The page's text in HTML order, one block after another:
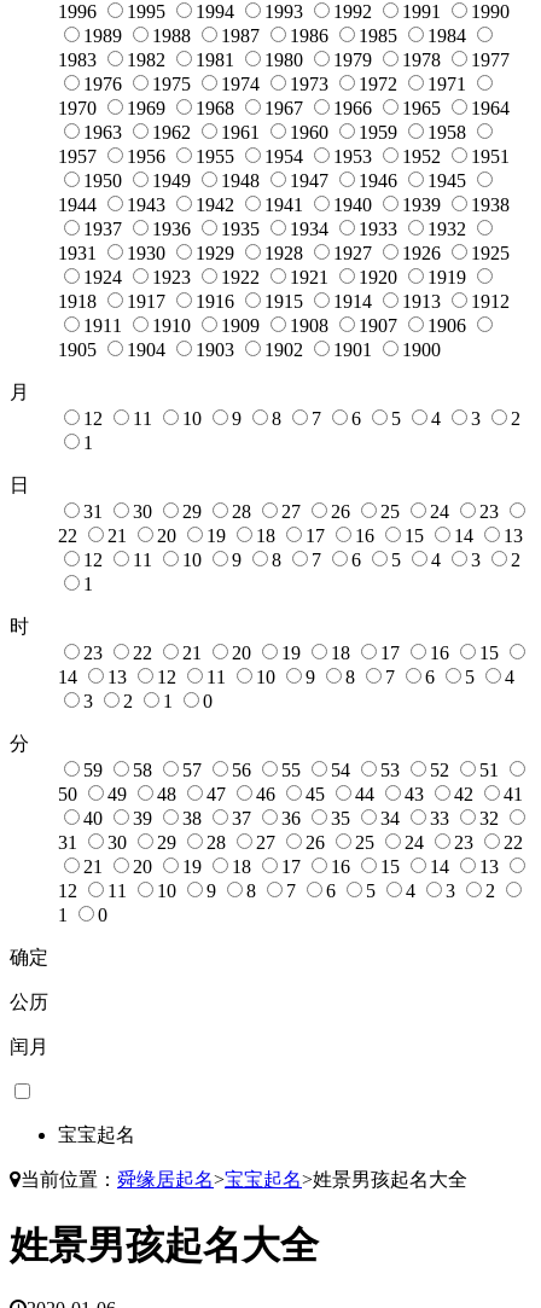
1996
1995 1994 1993 1992 1991
1990
1989
1988 1987 1986 1985
1984
1983
1982 1981 1980 1979 1978
1977
1976
1975 1974 1973 1972
1971
1970
1969 1968 1967 1966 1965
1964
1963
1962 1961 1960 1959
1958
1957
1956 1955 1954 1953 1952
1951
1950
1949 1948 1947 1946
1945
1944
1943 1942 1941 1940 1939
1938
1937
1936 1935 1934 1933
1932
1931
1930 1929 1928 1927 1926
1925
1924
1923 1922 1921 1920
1919
1918
1917 1916 1915 1914 1913
1912
1911
1910 1909 1908 1907
1906
1905
1904 1903 1902 1901 1900
月
12
11 10 9 8 7 6 5 4 3
2
1
日
31
30 29 28 27 26 25 24
23
22
21 20 19 18 17 16 15 14
13
12
11 10 9 8 7 6 5 4 3
2
1
时
23
22 21 20 19 18 17 16
15
14
13 12 11 10 9 8 7 6 5
4
3
2 1 0
分
59
58 57 56 55 54 53 52
51
50
49 48 47 46 45 44 43 42
41
40
39 38 37 36 35 34 33
32
31
30 29 28 27 26 25 24 23
22
21
20 19 18 17 16 15 14
13
12
11 10 9 8 7 6 5 4 3
2
1
0
确定
公历
闰月
宝宝起名
当前位置： 舜缘居起名>宝宝起名>姓景男孩起名大全
姓景男孩起名大全